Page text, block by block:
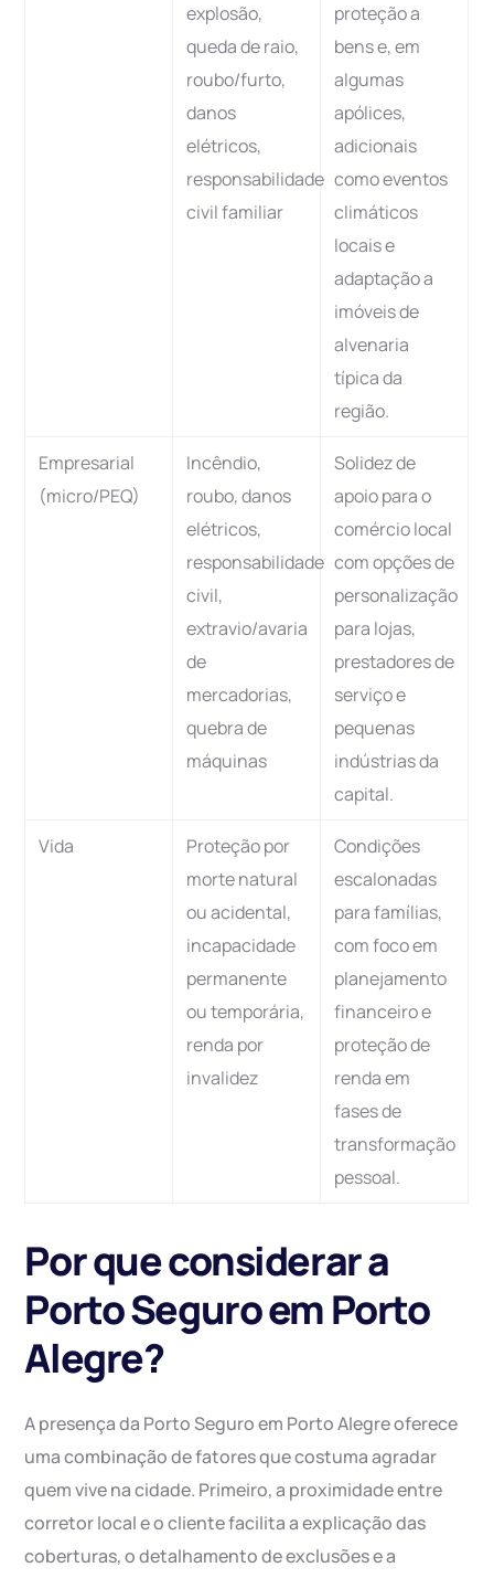
explosão,
queda de raio,
roubo/furto,
danos
elétricos,
responsabilidade
civil familiar
proteção a
bens e, em
algumas
apólices,
adicionais
como eventos
climáticos
locais e
adaptação a
imóveis de
alvenaria
típica da
região.
Empresarial
(micro/PEQ)
Incêndio,
roubo, danos
elétricos,
responsabilidade
civil,
extravio/avaria
de
mercadorias,
quebra de
máquinas
Solidez de
apoio para o
comércio local
com opções de
personalização
para lojas,
prestadores de
serviço e
pequenas
indústrias da
capital.
Vida
Proteção por
morte natural
ou acidental,
incapacidade
permanente
ou temporária,
renda por
invalidez
Condições
escalonadas
para famílias,
com foco em
planejamento
financeiro e
proteção de
renda em
fases de
transformação
pessoal.
Por que considerar a
Porto Seguro em Porto
Alegre?
A presença da Porto Seguro em Porto Alegre oferece
uma combinação de fatores que costuma agradar
quem vive na cidade. Primeiro, a proximidade entre
corretor local e o cliente facilita a explicação das
coberturas, o detalhamento de exclusões e a